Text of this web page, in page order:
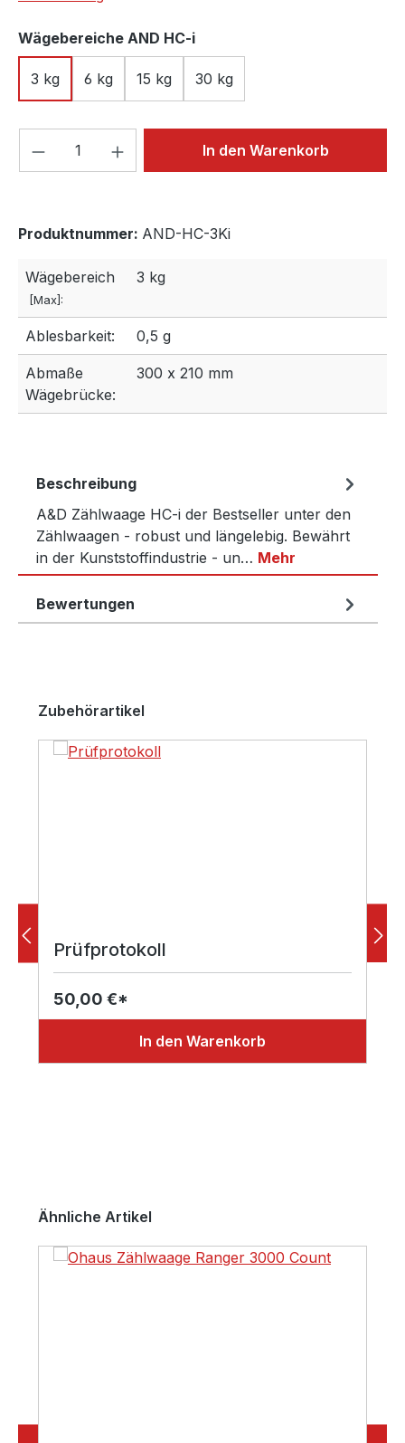
Wägebereiche AND HC-iauswählen
3 kg 6 kg 15 kg 30 kg
Produkt Anzahl: Gib denIn den Warenkorb
Produktnummer: AND-HC-3Ki
Wägebereich
[Max]:
3 kg
Ablesbarkeit: 0,5 g
Abmaße
Wägebrücke:
300 x 210 mm
Beschreibung
A&D Zählwaage HC-i der Bestseller unter den
Zählwaagen - robust und längelebig. Bewährt
in der Kunststoffindustrie - un… Mehr
Bewertungen
Produktgalerie überspringen
Zubehörartikel
Prüfprotokoll
50,00 €*
In den Warenkorb
Produktgalerie überspringen
Ähnliche Artikel